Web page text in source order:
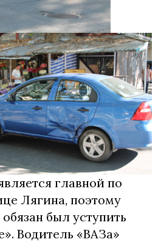
главной по
Лягина, поэтому
был уступить
Водитель «ВАЗа»